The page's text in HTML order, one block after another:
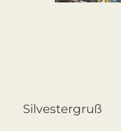
Silvestergruß